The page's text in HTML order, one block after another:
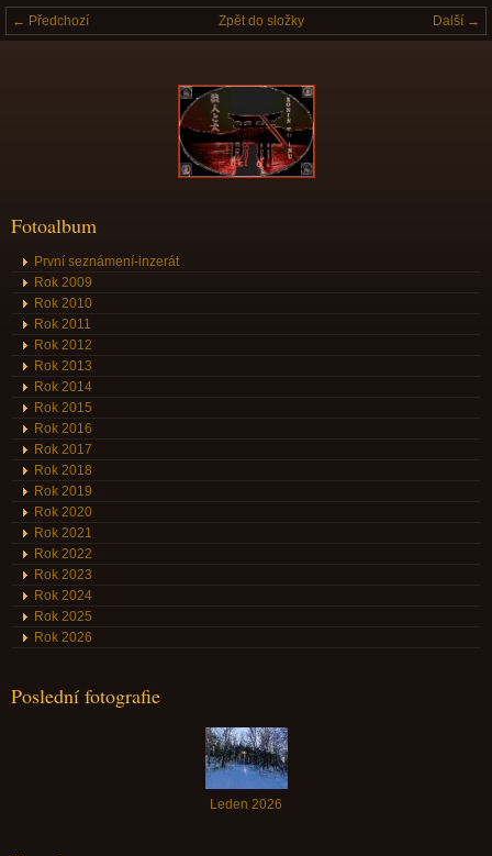
← Předchozí Další →
Zpět do složky
Fotoalbum
První seznámení-inzerát
Rok 2009
Rok 2010
Rok 2011
Rok 2012
Rok 2013
Rok 2014
Rok 2015
Rok 2016
Rok 2017
Rok 2018
Rok 2019
Rok 2020
Rok 2021
Rok 2022
Rok 2023
Rok 2024
Rok 2025
Rok 2026
Poslední fotografie
Leden 2026